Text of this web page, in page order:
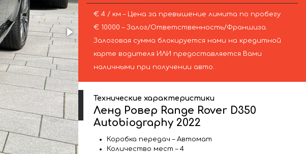
€ 4 / км – Цена за превышение лимита по пробегу
€ 10000 – Залог/Ответственность/Франшиза.
Залоговая сумма блокируется нами на кредитной
карте водителя ИЛИ предоставляется Вами
наличными при получении авто.
Технические характеристики
Ленд Ровер Range Rover D350
Autobiography 2022
Коробка передач – Автомат
Количество мест – 4